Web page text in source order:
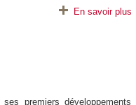
En savoir plus
premiers développements